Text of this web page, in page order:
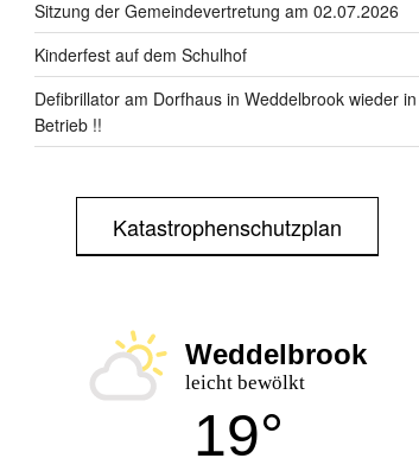
Sitzung der Gemeindevertretung am 02.07.2026
Kinderfest auf dem Schulhof
Defibrillator am Dorfhaus in Weddelbrook wieder in
Betrieb !!
Katastrophenschutzplan
Weddelbrook
leicht bewölkt
19°